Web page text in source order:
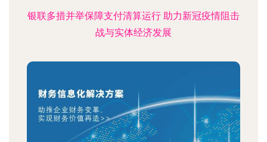
银联多措并举保障支付清算运行 助力新冠疫情阻击
战与实体经济发展